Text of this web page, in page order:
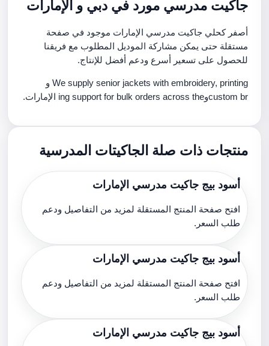
جاكيت مدرسي مورد في دبي و الإمارات
أصفر كحلي جاكيت مدرسي الإمارات موجود في صفحة
مستقلة حتى يمكن مشاركة الموديل المطلوب مع فريقنا
للحصول على تسعير أسرع ودعم أفضل للإنتاج.
We supply senior jackets with embroidery, printing و
custom brوing support for bulk orders across the الإمارات.
منتجات ذات صلة الجاكيتات المدرسية
أسود بيج جاكيت مدرسي الإمارات
افتح صفحة المنتج المستقلة لمزيد من التفاصيل ودعم
طلب السعر.
أسود بيج جاكيت مدرسي الإمارات
افتح صفحة المنتج المستقلة لمزيد من التفاصيل ودعم
طلب السعر.
أسود بيج جاكيت مدرسي الإمارات